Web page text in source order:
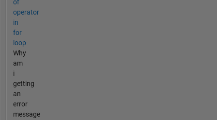
of
operator
in
for
loop
Why
am
i
getting
an
error
message